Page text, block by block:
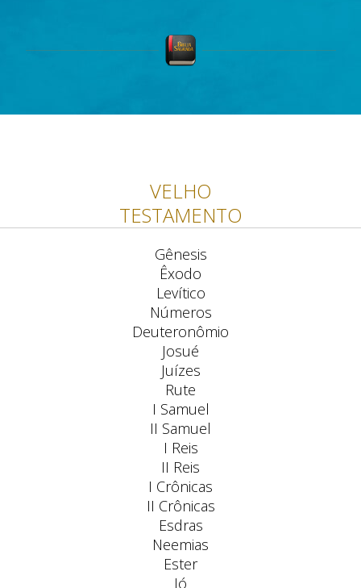
VELHO
TESTAMENTO
Gênesis
Êxodo
Levítico
Números
Deuteronômio
Josué
Juízes
Rute
I Samuel
II Samuel
I Reis
II Reis
I Crônicas
II Crônicas
Esdras
Neemias
Ester
Jó